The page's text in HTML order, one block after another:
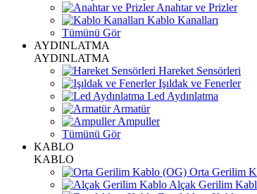
Anahtar ve Prizler
Kablo Kanalları
Tümünü Gör
AYDINLATMA
AYDINLATMA
Hareket Sensörleri
Işıldak ve Fenerler
Led Aydınlatma
Armatür
Ampuller
Tümünü Gör
KABLO
KABLO
Orta Gerilim
Alçak Gerilim